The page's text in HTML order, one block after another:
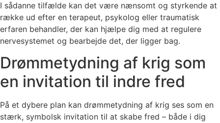
I sådanne tilfælde kan det være nænsomt og styrkende at
række ud efter en terapeut, psykolog eller traumatisk
erfaren behandler, der kan hjælpe dig med at regulere
nervesystemet og bearbejde det, der ligger bag.
Drømmetydning af krig som
en invitation til indre fred
På et dybere plan kan drømmetydning af krig ses som en
stærk, symbolsk invitation til at skabe fred – både i dig